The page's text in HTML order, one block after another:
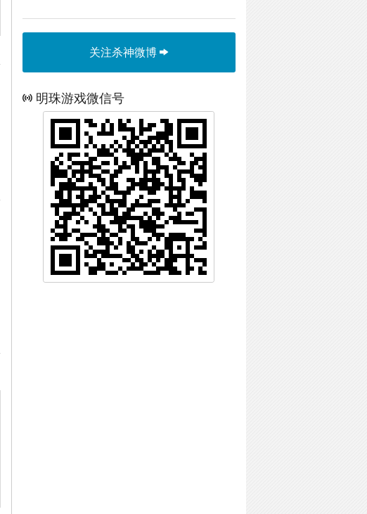
关注杀神微博
明珠游戏微信号